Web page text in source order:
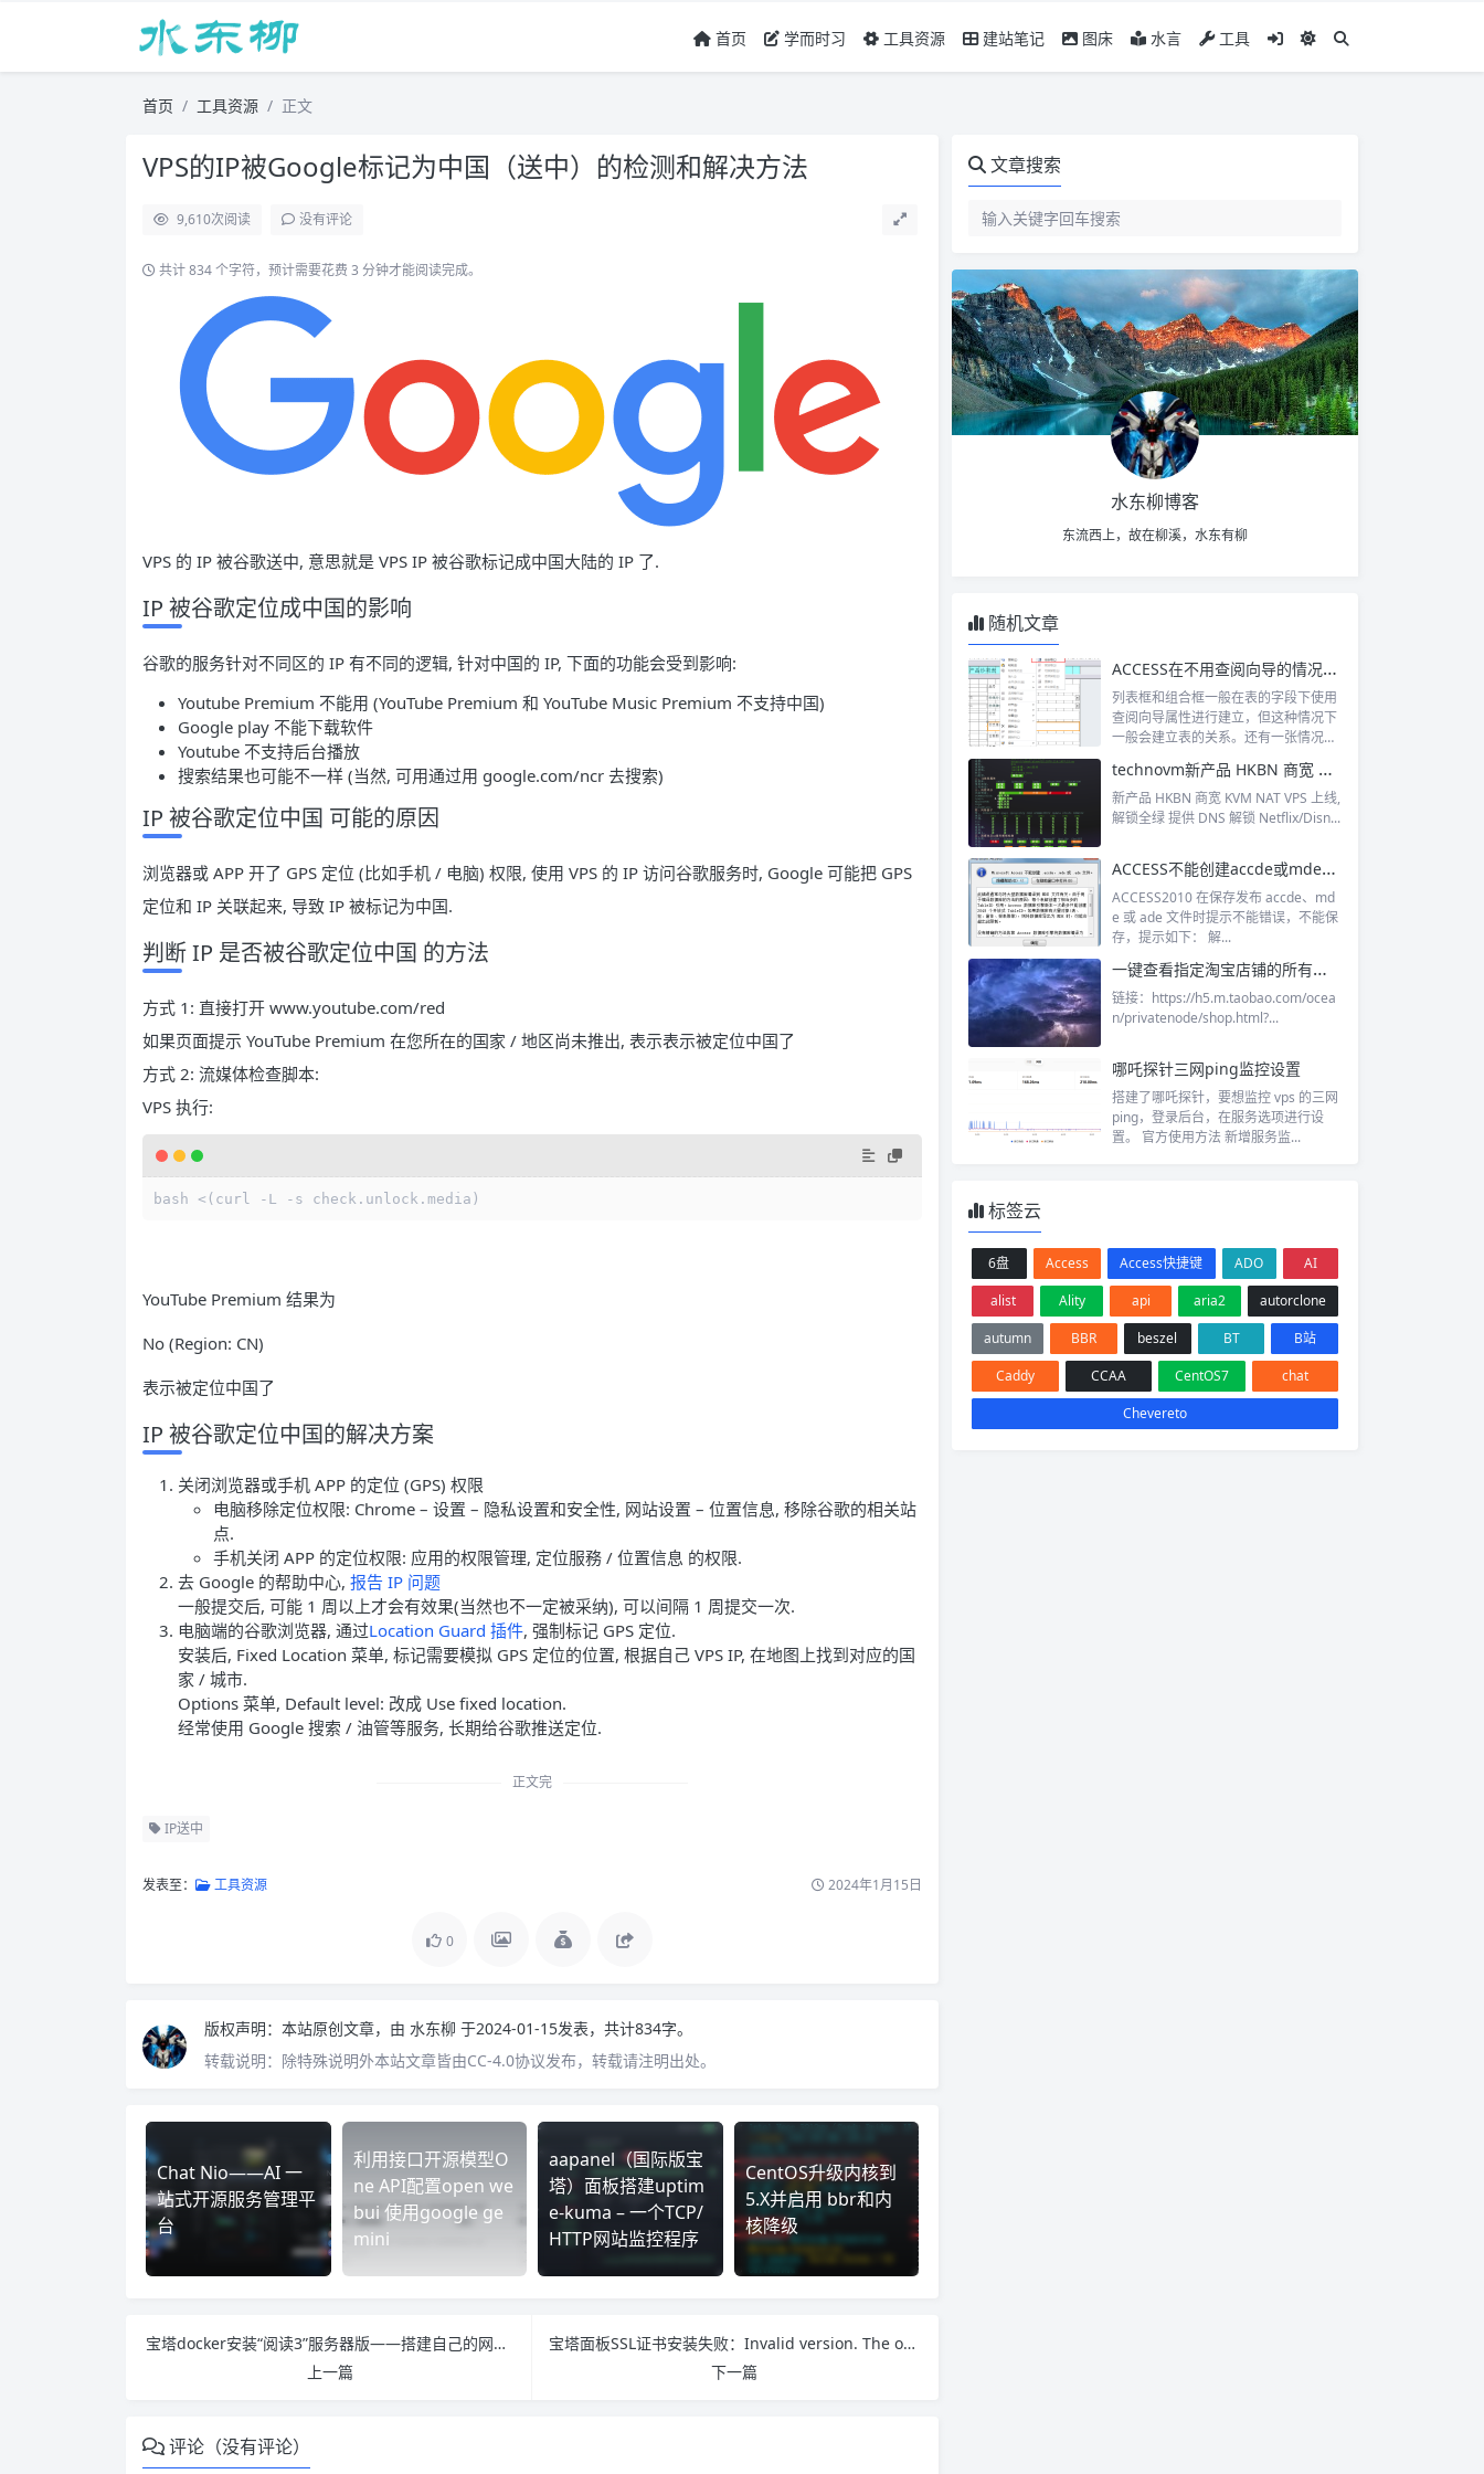
首页 学而时习 工具资源 建站笔记 图床 水言 工具
首页 工具资源 正文
VPS的IP被Google标记为中国（送中）的检测和解决方法
9,610次阅读 没有评论
共计 834 个字符，预计需要花费 3 分钟才能阅读完成。
VPS 的 IP 被谷歌送中, 意思就是 VPS IP 被谷歌标记成中国大陆的 IP 了.
IP 被谷歌定位成中国的影响
谷歌的服务针对不同区的 IP 有不同的逻辑, 针对中国的 IP, 下面的功能会受到影响:
Youtube Premium 不能用 (YouTube Premium 和 YouTube Music Premium 不支持中国)
Google play 不能下载软件
Youtube 不支持后台播放
搜索结果也可能不一样 (当然, 可用通过用 google.com/ncr 去搜索)
IP 被谷歌定位中国 可能的原因
浏览器或 APP 开了 GPS 定位 (比如手机 / 电脑) 权限, 使用 VPS 的 IP 访问谷歌服务时, Google 可能把 GPS
定位和 IP 关联起来, 导致 IP 被标记为中国.
判断 IP 是否被谷歌定位中国 的方法
方式 1: 直接打开 www.youtube.com/red
如果页面提示 YouTube Premium 在您所在的国家 / 地区尚未推出, 表示表示被定位中国了
方式 2: 流媒体检查脚本:
VPS 执行:
bash <(curl -L -s check.unlock.media)
YouTube Premium 结果为
No (Region: CN)
表示被定位中国了
IP 被谷歌定位中国的解决方案
关闭浏览器或手机 APP 的定位 (GPS) 权限
电脑移除定位权限: Chrome – 设置 – 隐私设置和安全性, 网站设置 – 位置信息, 移除谷歌的相关站
点.
手机关闭 APP 的定位权限: 应用的权限管理, 定位服務 / 位置信息 的权限.
去 Google 的帮助中心, 报告 IP 问题
一般提交后, 可能 1 周以上才会有效果(当然也不一定被采纳), 可以间隔 1 周提交一次.
电脑端的谷歌浏览器, 通过Location Guard 插件, 强制标记 GPS 定位.
安装后, Fixed Location 菜单, 标记需要模拟 GPS 定位的位置, 根据自己 VPS IP, 在地图上找到对应的国
家 / 城市.
Options 菜单, Default level: 改成 Use fixed location.
经常使用 Google 搜索 / 油管等服务, 长期给谷歌推送定位.
正文完
IP送中
发表至： 工具资源 2024年1月15日
0
版权声明： 本站原创文章，由 水东柳 于2024-01-15发表，共计834字。
转载说明： 除特殊说明外本站文章皆由CC-4.0协议发布，转载请注明出处。
Chat Nio——AI 一
站式开源服务管理平
台
利用接口开源模型O
ne API配置open we
bui 使用google ge
mini
aapanel（国际版宝
塔）面板搭建uptim
e-kuma – 一个TCP/
HTTP网站监控程序
CentOS升级内核到
5.X并启用 bbr和内
核降级
宝塔docker安装“阅读3”服务器版——搭建自己的网文阅读器，安卓的 “阅读” APP 网页版
上一篇
宝塔面板SSL证书安装失败：Invalid version. The only valid version for X509Req is 0解决方法
下一篇
评论（没有评论）
文章搜索
水东柳博客
东流西上，故在柳溪，水东有柳
随机文章
ACCESS在不用查阅向导的情况下创建列表框和组合框
列表框和组合框一般在表的字段下使用
查阅向导属性进行建立，但这种情况下
一般会建立表的关系。还有一张情况是
technovm新产品 HKBN 商宽 KVM NAT VPS
新产品 HKBN 商宽 KVM NAT VPS 上线,
解锁全绿 提供 DNS 解锁 Netflix/Disn...
ACCESS不能创建accde或mde文件的解决方法
ACCESS2010 在保存发布 accde、md
e 或 ade 文件时提示不能错误，不能保
存，提示如下： 解...
一键查看指定淘宝店铺的所有买家秀
链接：https://h5.m.taobao.com/ocea
n/privatenode/shop.html?...
哪吒探针三网ping监控设置
搭建了哪吒探针，要想监控 vps 的三网
ping，登录后台，在服务选项进行设
置。 官方使用方法​ 新增服务监...
标签云
6盘 Access Access快捷键 ADO
AI
alist
Ality api aria2
autorclone
autumn
BBR beszel BT
B站
Caddy
CCAA CentOS7
chat
Chevereto